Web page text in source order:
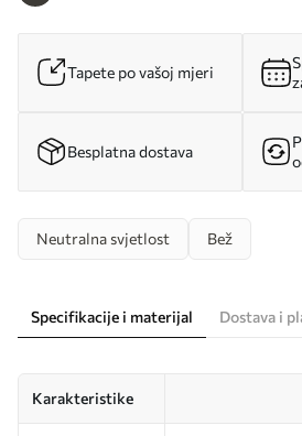
Tapete po vašoj mjeri
Besplatna dostava
Neutralna svjetlost Bež
Specifikacije i materijal Dostava i
Karakteristike